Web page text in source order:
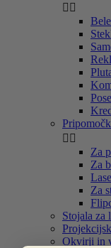
 
 
Za
Za
Za
Stojala za
Okvirji in